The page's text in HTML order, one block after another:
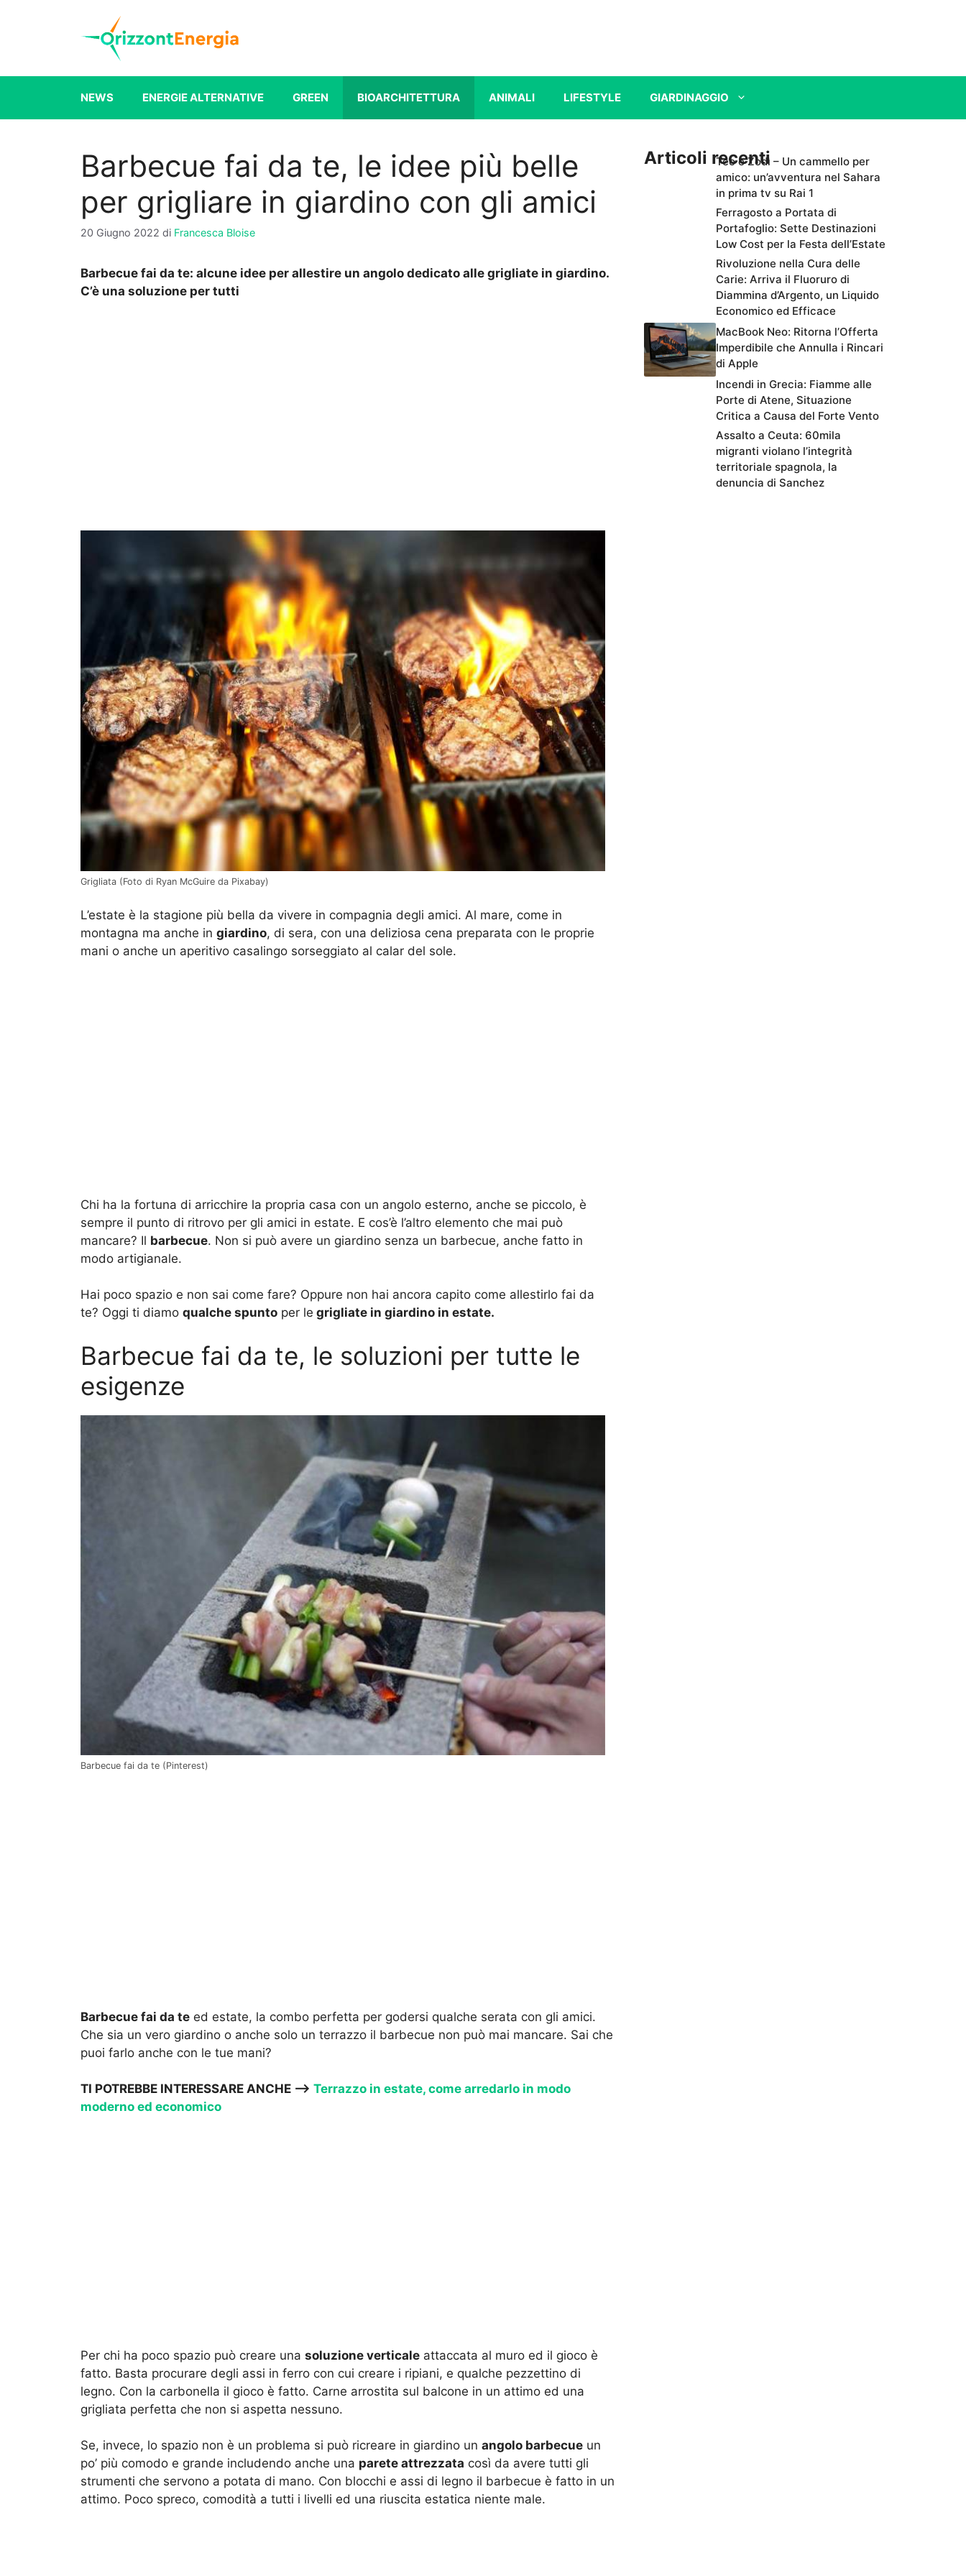
NEWS ENERGIE ALTERNATIVE GREEN BIOARCHITETTURA ANIMALI LIFESTYLE GIARDINAGGIO
Barbecue fai da te, le idee più belle
per grigliare in giardino con gli amici
20 Giugno 2022 di Francesca Bloise
Barbecue fai da te: alcune idee per allestire un angolo dedicato alle grigliate in giardino.
C’è una soluzione per tutti
Grigliata (Foto di Ryan McGuire da Pixabay)
L’estate è la stagione più bella da vivere in compagnia degli amici. Al mare, come in
montagna ma anche in giardino, di sera, con una deliziosa cena preparata con le proprie
mani o anche un aperitivo casalingo sorseggiato al calar del sole.
Chi ha la fortuna di arricchire la propria casa con un angolo esterno, anche se piccolo, è
sempre il punto di ritrovo per gli amici in estate. E cos’è l’altro elemento che mai può
mancare? Il barbecue. Non si può avere un giardino senza un barbecue, anche fatto in
modo artigianale.
Hai poco spazio e non sai come fare? Oppure non hai ancora capito come allestirlo fai da
te? Oggi ti diamo qualche spunto per le grigliate in giardino in estate.
Barbecue fai da te, le soluzioni per tutte le
esigenze
Barbecue fai da te (Pinterest)
Barbecue fai da te ed estate, la combo perfetta per godersi qualche serata con gli amici.
Che sia un vero giardino o anche solo un terrazzo il barbecue non può mai mancare. Sai che
puoi farlo anche con le tue mani?
TI POTREBBE INTERESSARE ANCHE –> Terrazzo in estate, come arredarlo in modo
moderno ed economico
Per chi ha poco spazio può creare una soluzione verticale attaccata al muro ed il gioco è
fatto. Basta procurare degli assi in ferro con cui creare i ripiani, e qualche pezzettino di
legno. Con la carbonella il gioco è fatto. Carne arrostita sul balcone in un attimo ed una
grigliata perfetta che non si aspetta nessuno.
Se, invece, lo spazio non è un problema si può ricreare in giardino un angolo barbecue un
po’ più comodo e grande includendo anche una parete attrezzata così da avere tutti gli
strumenti che servono a potata di mano. Con blocchi e assi di legno il barbecue è fatto in un
attimo. Poco spreco, comodità a tutti i livelli ed una riuscita estatica niente male.
Articoli recentiTeo e Zodì – Un cammello per
amico: un’avventura nel Sahara
in prima tv su Rai 1
Ferragosto a Portata di
Portafoglio: Sette Destinazioni
Low Cost per la Festa dell’Estate
Rivoluzione nella Cura delle
Carie: Arriva il Fluoruro di
Diammina d’Argento, un Liquido
Economico ed Efficace
MacBook Neo: Ritorna l’Offerta
Imperdibile che Annulla i Rincari
di Apple
Incendi in Grecia: Fiamme alle
Porte di Atene, Situazione
Critica a Causa del Forte Vento
Assalto a Ceuta: 60mila
migranti violano l’integrità
territoriale spagnola, la
denuncia di Sanchez